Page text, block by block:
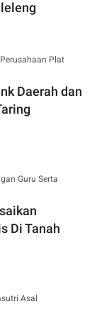
Daerah dan
Di Tanah